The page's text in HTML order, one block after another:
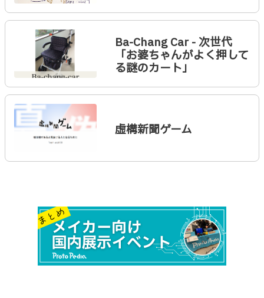
Ba-Chang Car - 次世代
「お婆ちゃんがよく押して
る謎のカート」
虚構新聞ゲーム